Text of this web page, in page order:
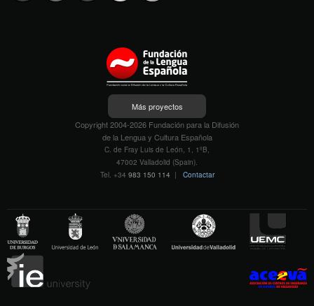
Más proyectos
Copyright 2004-2026 Fundación para la Difusión
de la Lengua y Cultura Española
C. de Fray Luis de León, 1, 1ºB,
47002 Valladolid (Spain).
Tel. +34 983 150 114 | Contactar